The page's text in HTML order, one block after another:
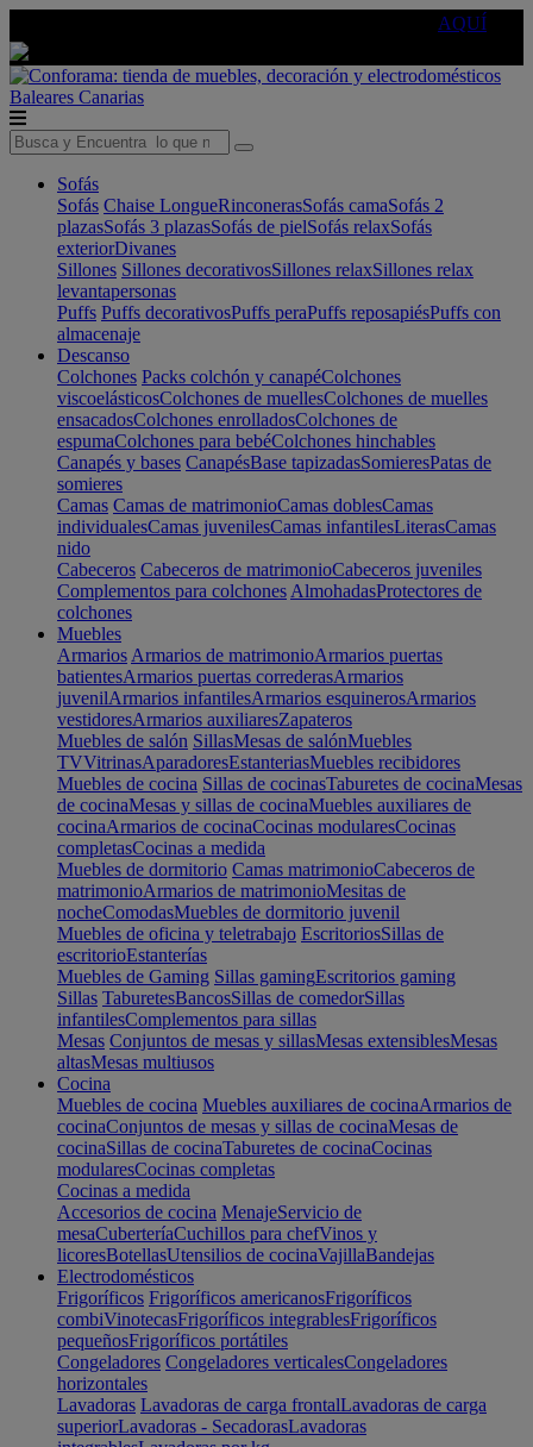
AQUÍ
Baleares Canarias
Sofás
Sofás Chaise LongueRinconerasSofás camaSofás 2
plazasSofás 3 plazasSofás de pielSofás relaxSofás
exteriorDivanes
Sillones Sillones decorativosSillones relaxSillones relax
levantapersonas
Puffs Puffs decorativosPuffs peraPuffs reposapiésPuffs con
almacenaje
Descanso
Colchones Packs colchón y canapéColchones
viscoelásticosColchones de muellesColchones de muelles
ensacadosColchones enrolladosColchones de
espumaColchones para bebéColchones hinchables
Canapés y bases CanapésBase tapizadasSomieresPatas de
somieres
Camas Camas de matrimonioCamas doblesCamas
individualesCamas juvenilesCamas infantilesLiterasCamas
nido
Cabeceros Cabeceros de matrimonioCabeceros juveniles
Complementos para colchones AlmohadasProtectores de
colchones
Muebles
Armarios Armarios de matrimonioArmarios puertas
batientesArmarios puertas correderasArmarios
juvenilArmarios infantilesArmarios esquinerosArmarios
vestidoresArmarios auxiliaresZapateros
Muebles de salón SillasMesas de salónMuebles
TVVitrinasAparadoresEstanteriasMuebles recibidores
Muebles de cocina Sillas de cocinasTaburetes de cocinaMesas
de cocinaMesas y sillas de cocinaMuebles auxiliares de
cocinaArmarios de cocinaCocinas modularesCocinas
completasCocinas a medida
Muebles de dormitorio Camas matrimonioCabeceros de
matrimonioArmarios de matrimonioMesitas de
nocheComodasMuebles de dormitorio juvenil
Muebles de oficina y teletrabajo EscritoriosSillas de
escritorioEstanterías
Muebles de Gaming Sillas gamingEscritorios gaming
Sillas TaburetesBancosSillas de comedorSillas
infantilesComplementos para sillas
Mesas Conjuntos de mesas y sillasMesas extensiblesMesas
altasMesas multiusos
Cocina
Muebles de cocina Muebles auxiliares de cocinaArmarios de
cocinaConjuntos de mesas y sillas de cocinaMesas de
cocinaSillas de cocinaTaburetes de cocinaCocinas
modularesCocinas completas
Cocinas a medida
Accesorios de cocina MenajeServicio de
mesaCuberteríaCuchillos para chefVinos y
licoresBotellasUtensilios de cocinaVajillaBandejas
Electrodomésticos
Frigoríficos Frigoríficos americanosFrigoríficos
combiVinotecasFrigoríficos integrablesFrigoríficos
pequeñosFrigoríficos portátiles
Congeladores Congeladores verticalesCongeladores
horizontales
Lavadoras Lavadoras de carga frontalLavadoras de carga
superiorLavadoras - SecadorasLavadoras